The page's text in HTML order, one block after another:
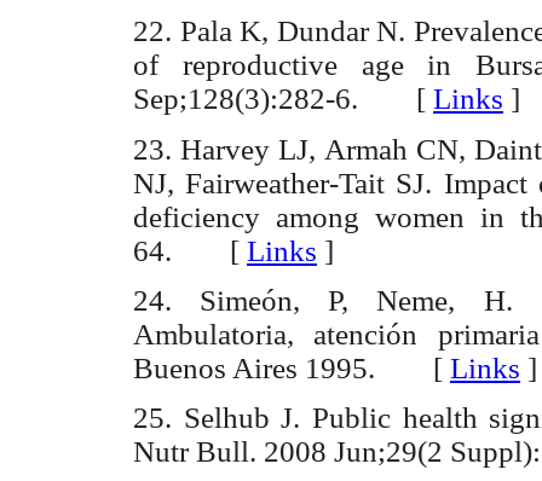
22. Pala K, Dundar N.
of reproductive age in
Sep;128(3):282-6. [ Links ]
23. Harvey LJ, Armah CN,
NJ, Fairweather-Tait SJ.
deficiency among women in
64. [ Links ]
24. Simeón, P, Neme, H.
Ambulatoria, atención
Buenos Aires 1995. [ Links ]
25. Selhub J. Public health
Nutr Bull. 2008 Jun;29(2